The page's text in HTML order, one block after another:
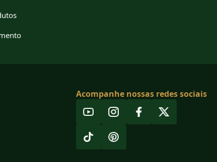
Acompanhe nossas redes sociais